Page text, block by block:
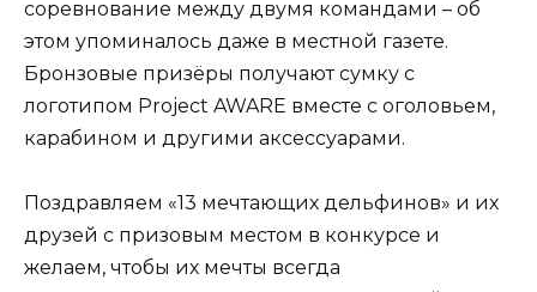
соревнование между двумя командами – об
этом упоминалось даже в местной газете.
Бронзовые призёры получают сумку с
логотипом Project AWARE вместе с оголовьем,
карабином и другими аксессуарами.
Поздравляем «13 мечтающих дельфинов» и их
друзей с призовым местом в конкурсе и
желаем, чтобы их мечты всегда